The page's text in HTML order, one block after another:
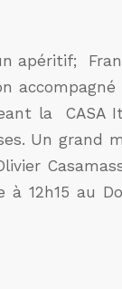
apéritif;
accompagné
la CASA
Un grand
12h15 au